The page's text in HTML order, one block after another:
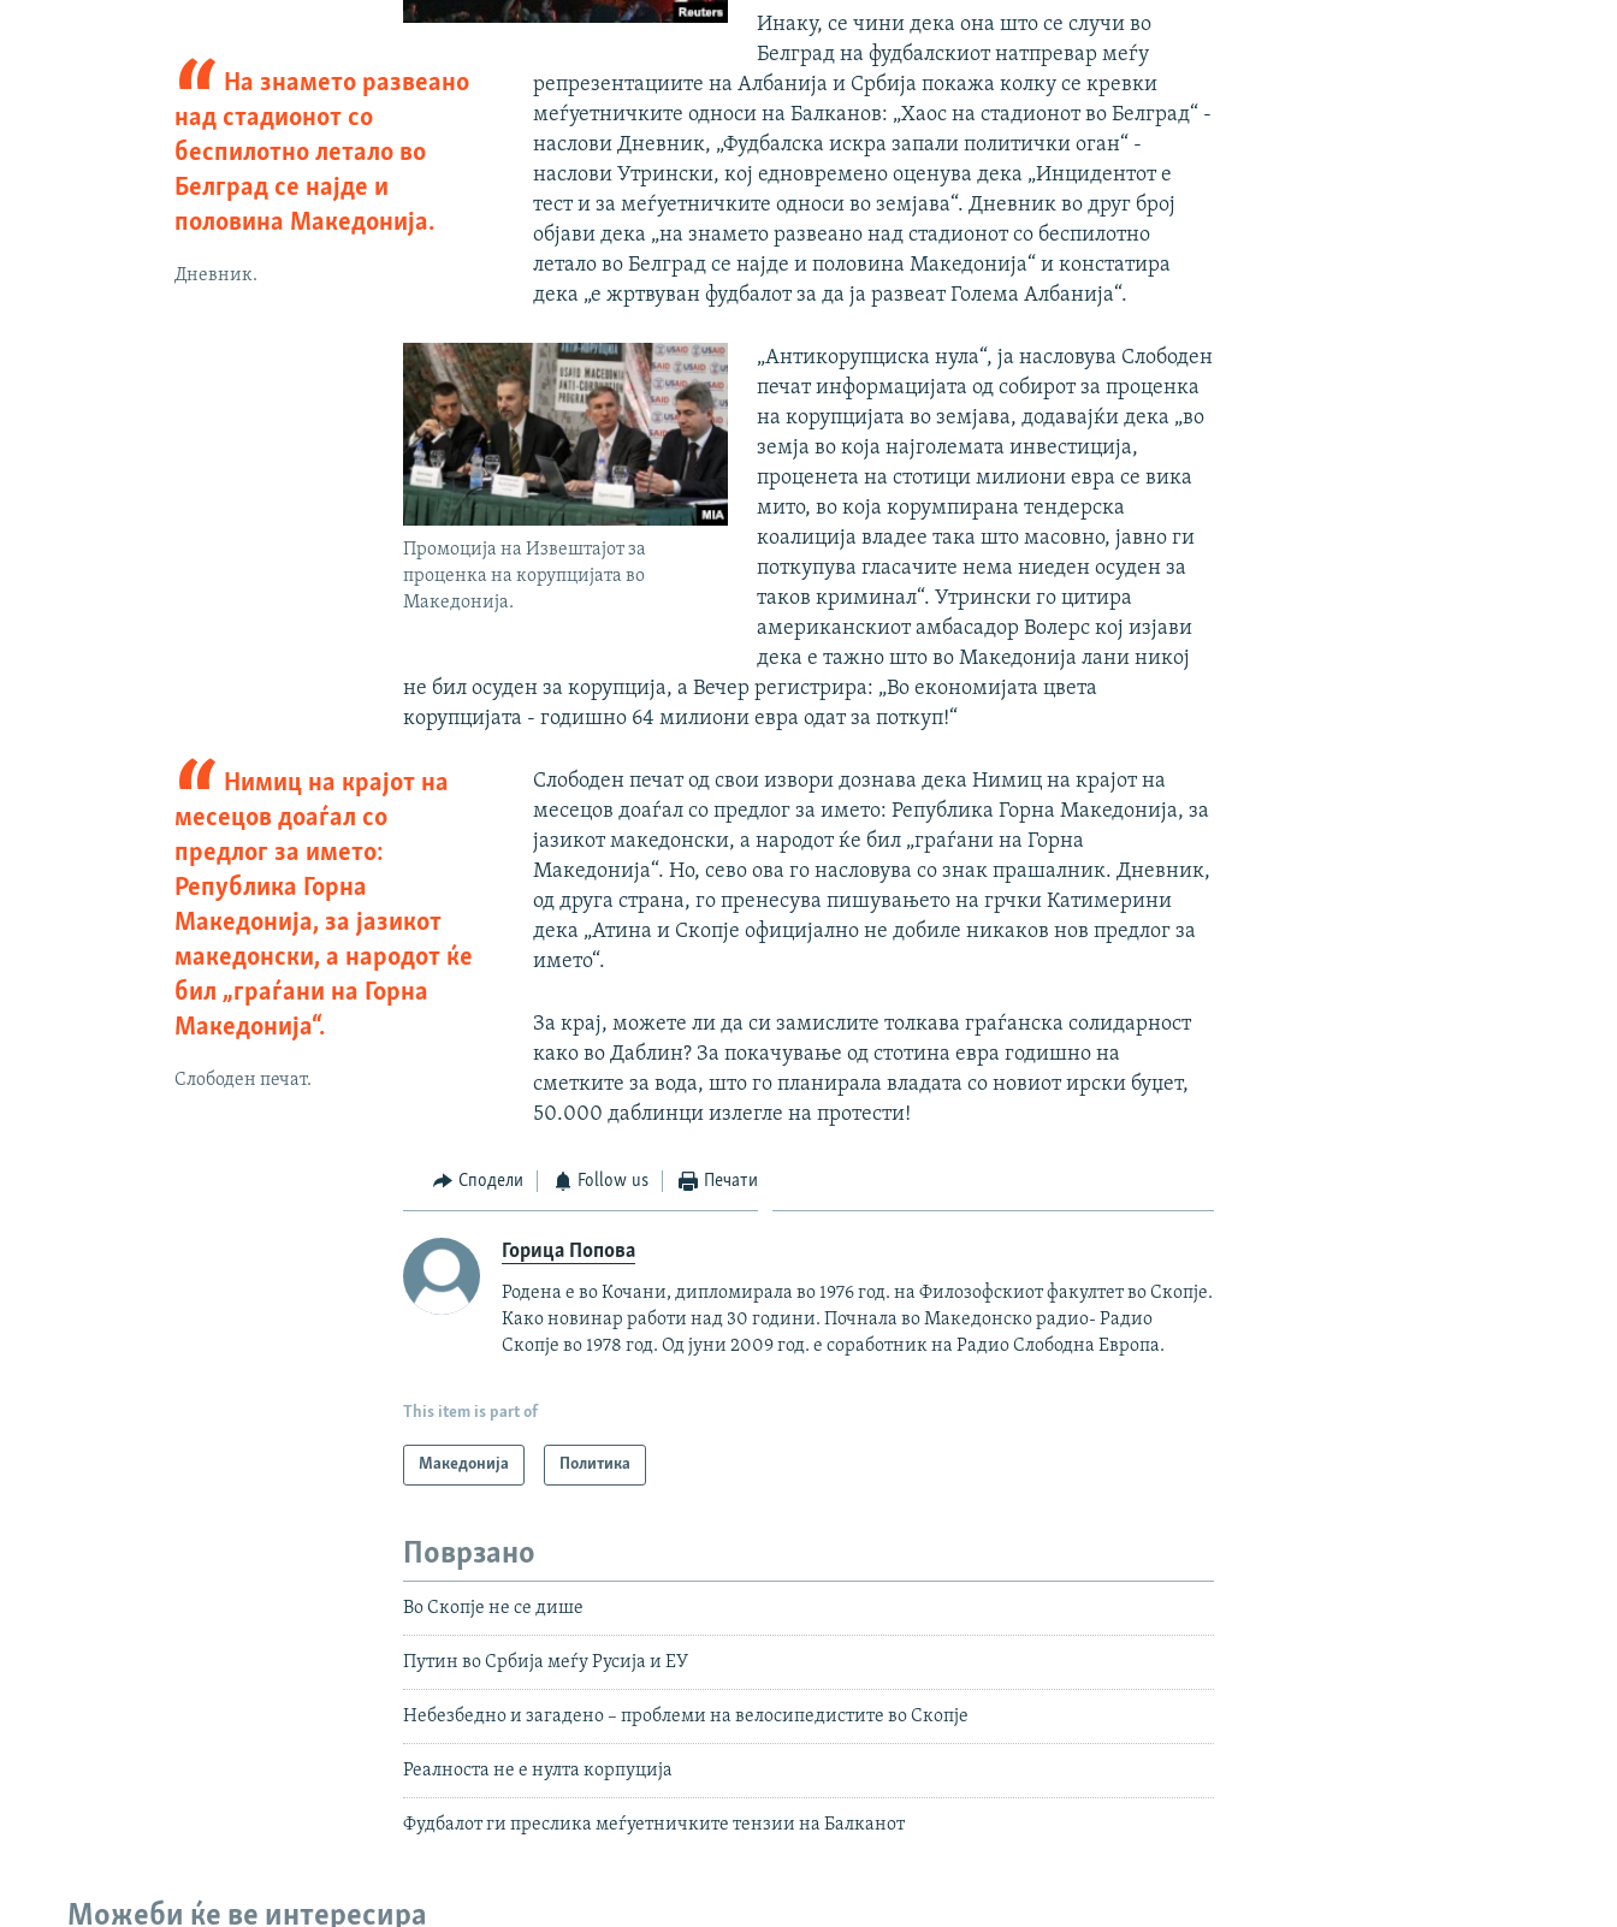
На знамето развеано
над стадионот со
беспилотно летало во
Белград се најде и
половина Македонија.
Дневник.
Инаку, се чини дека она што се случи во
Белград на фудбалскиот натпревар меѓу
репрезентациите на Албанија и Србија покажа колку се кревки
меѓуетничките односи на Балканов: „Хаос на стадионот во Белград“ -
наслови Дневник, „Фудбалска искра запали политички оган“ -
наслови Утрински, кој едновремено оценува дека „Инцидентот е
тест и за меѓуетничките односи во земјава“. Дневник во друг број
објави дека „на знамето развеано над стадионот со беспилотно
летало во Белград се најде и половина Македонија“ и констатира
дека „е жртвуван фудбалот за да ја развеат Голема Албанија“.
Промоција на Извештајот за
проценка на корупцијата во
Македонија.
„Антикорупциска нула“, ја насловува Слободен
печат информацијата од собирот за проценка
на корупцијата во земјава, додавајќи дека „во
земја во која најголемата инвестиција,
проценета на стотици милиони евра се вика
мито, во која корумпирана тендерска
коалиција владее така што масовно, јавно ги
поткупува гласачите нема ниеден осуден за
таков криминал“. Утрински го цитира
американскиот амбасадор Волерс кој изјави
дека е тажно што во Македонија лани никој
не бил осуден за корупција, а Вечер регистрира: „Во економијата цвета
корупцијата - годишно 64 милиони евра одат за поткуп!“
Нимиц на крајот на
месецов доаѓал со
предлог за името:
Република Горна
Македонија, за јазикот
македонски, а народот ќе
бил „граѓани на Горна
Македонија“.
Слободен печат.
Слободен печат од свои извори дознава дека Нимиц на крајот на
месецов доаѓал со предлог за името: Република Горна Македонија, за
јазикот македонски, а народот ќе бил „граѓани на Горна
Македонија“. Но, сево ова го насловува со знак прашалник. Дневник,
од друга страна, го пренесува пишувањето на грчки Катимерини
дека „Атина и Скопје официјално не добиле никаков нов предлог за
името“.
За крај, можете ли да си замислите толкава граѓанска солидарност
како во Даблин? За покачување од стотина евра годишно на
сметките за вода, што го планирала владата со новиот ирски буџет,
50.000 даблинци излегле на протести!
Сподели Follow us Печати
Горица Попова
Родена е во Кочани, дипломирала во 1976 год. на Филозофскиот факултет во Скопје.
Како новинар работи над 30 години. Почнала во Македонско радио- Радио
Скопје во 1978 год. Од јуни 2009 год. е соработник на Радио Слободна Европа.
This item is part of
Македонија Политика
Поврзано
Во Скопје не се дише
Путин во Србија меѓу Русија и ЕУ
Небезбедно и загадено – проблеми на велосипедистите во Скопје
Реалноста не е нулта корпуција
Фудбалот ги преслика меѓуетничките тензии на Балканот
Можеби ќе ве интересира